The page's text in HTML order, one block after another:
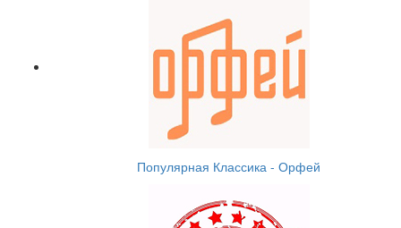
Популярная Классика - Орфей